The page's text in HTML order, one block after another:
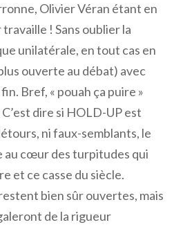
Olivier Véran étant en
! Sans oublier la
unilatérale, en tout cas en
ouverte au débat) avec
Bref, « pouah ça puire »
dire si HOLD-UP est
ni faux-semblants, le
au cœur des turpitudes qui
et ce casse du siècle.
bien sûr ouvertes, mais
de la rigueur